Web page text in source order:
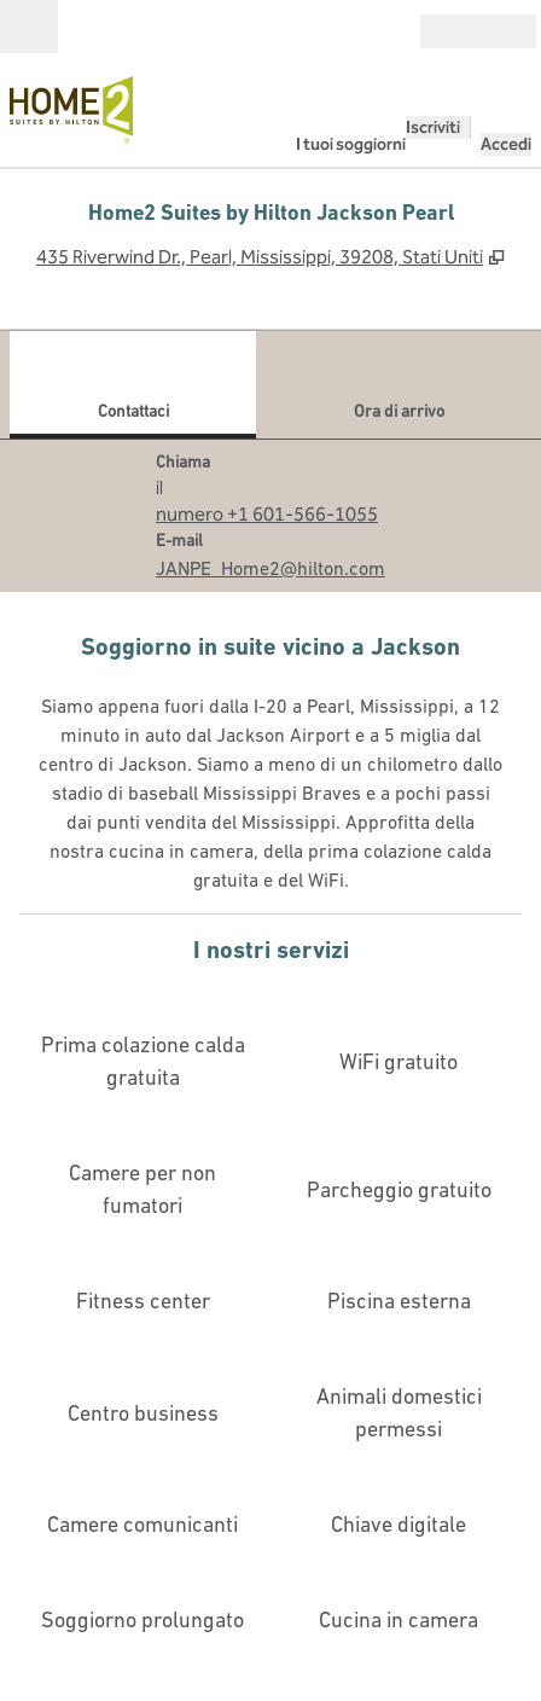
I tuoi soggiorni
Iscriviti
Accedi
Home2 Suites by Hilton Jackson Pearl
435 Riverwind Dr., Pearl, Mississippi, 39208, Stati Uniti ,
Contattaci
Ora di arrivo
Chiama
Chiama
il
numero +1 601-566-1055
E-mail
Email
JANPE_Home2@hilton.com
Soggiorno in suite vicino a Jackson
Siamo appena fuori dalla I-20 a Pearl, Mississippi, a 12
minuto in auto dal Jackson Airport e a 5 miglia dal
centro di Jackson. Siamo a meno di un chilometro dallo
stadio di baseball Mississippi Braves e a pochi passi
dai punti vendita del Mississippi. Approfitta della
nostra cucina in camera, della prima colazione calda
gratuita e del WiFi.
I nostri servizi
Prima colazione calda
gratuita
WiFi gratuito
Camere per non
fumatori
Parcheggio gratuito
Fitness center Piscina esterna
Centro business
Animali domestici
permessi
Camere comunicanti Chiave digitale
Soggiorno prolungato Cucina in camera